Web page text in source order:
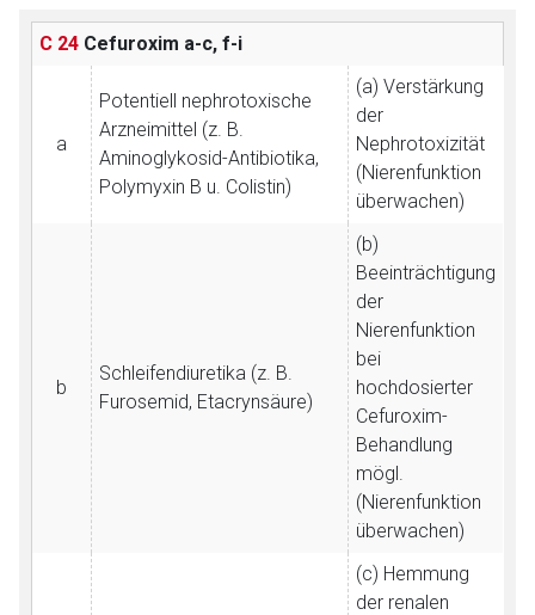
C 24 Cefuroxim a-c, f-i
a
Potentiell nephrotoxische
Arzneimittel (z. B.
Aminoglykosid-Antibiotika,
Polymyxin B u. Colistin)
(a) Verstärkung
der
Nephrotoxizität
(Nierenfunktion
überwachen)
b
Schleifendiuretika (z. B.
Furosemid, Etacrynsäure)
(b)
Beeinträchtigung
der
Nierenfunktion
bei
hochdosierter
Cefuroxim-
Behandlung
mögl.
(Nierenfunktion
überwachen)
(c) Hemmung
der renalen